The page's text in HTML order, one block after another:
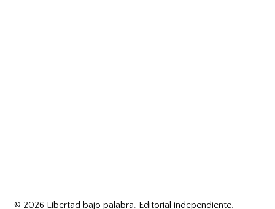
© 2026 Libertad bajo palabra. Editorial independiente.